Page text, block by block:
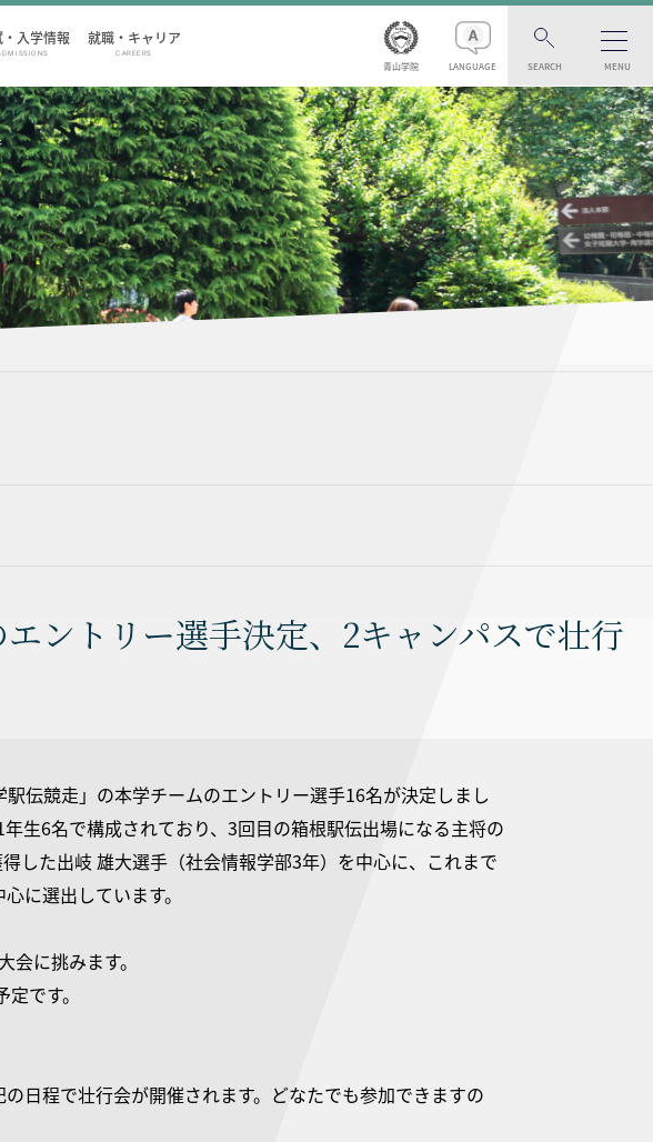
入学情報 就職・キャリア
CAREERS
青山学院 LANGUAGE SEARCH MENU
ントリー選手決定、2キャンパスで壮行
伝競走」の本学チームのエントリー選手16名が決定しまし
生6名で構成されており、3回目の箱根駅伝出場になる主将の
した出岐 雄大選手（社会情報学部3年）を中心に、これまで
に選出しています。
に挑みます。
です。
日程で壮行会が開催されます。どなたでも参加できますの